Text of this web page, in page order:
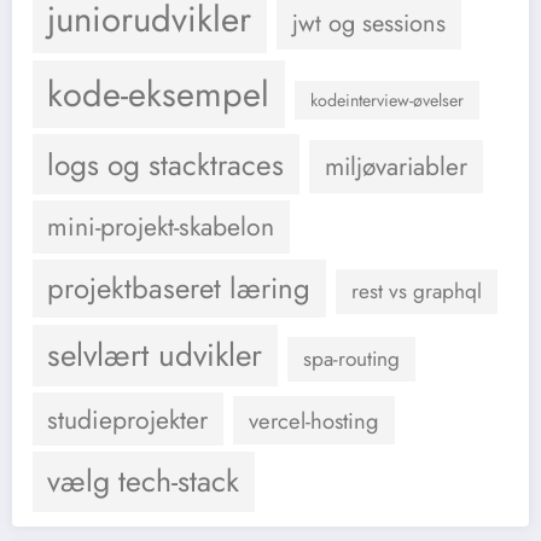
juniorudvikler jwt og sessions
kode-eksempel kodeinterview-øvelser
logs og stacktraces miljøvariabler
mini-projekt-skabelon
projektbaseret læring rest vs graphql
selvlært udvikler spa-routing
studieprojekter vercel-hosting
vælg tech-stack